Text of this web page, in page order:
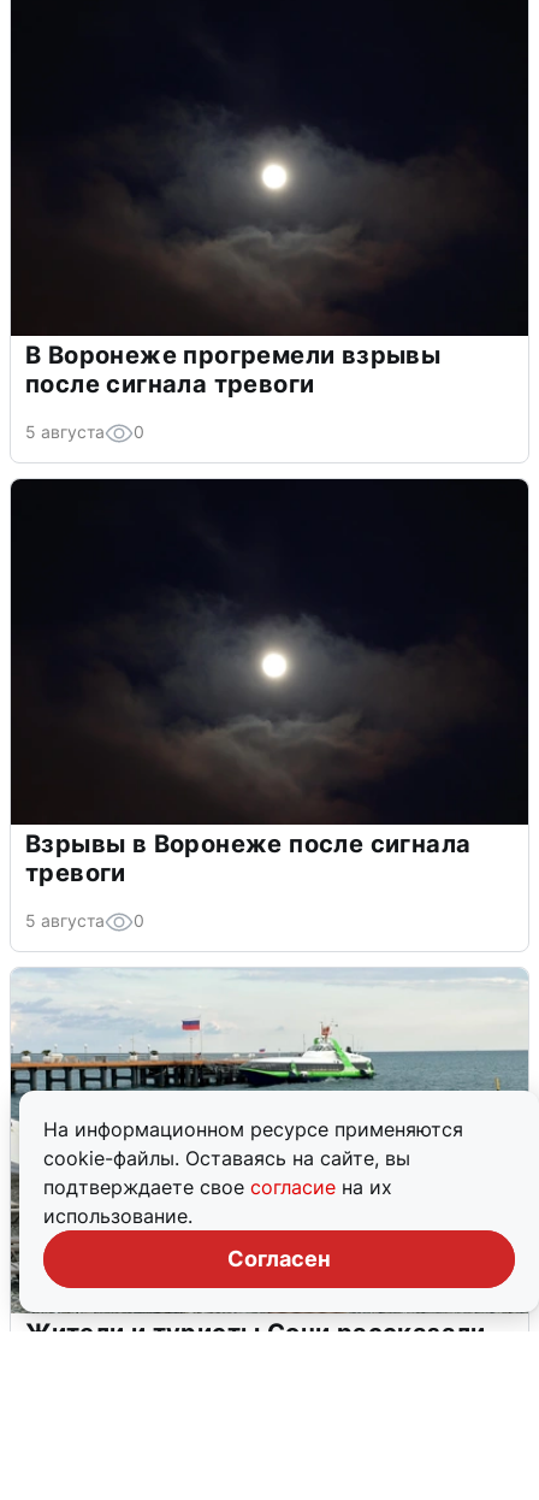
На информационном ресурсе применяются
cookie-файлы. Оставаясь на сайте, вы
подтверждаете свое согласие на их
использование.
Согласен
В Воронеже прогремели взрывы
после сигнала тревоги
5 августа 0
Взрывы в Воронеже после сигнала
тревоги
5 августа 0
Жители и туристы Сочи рассказали